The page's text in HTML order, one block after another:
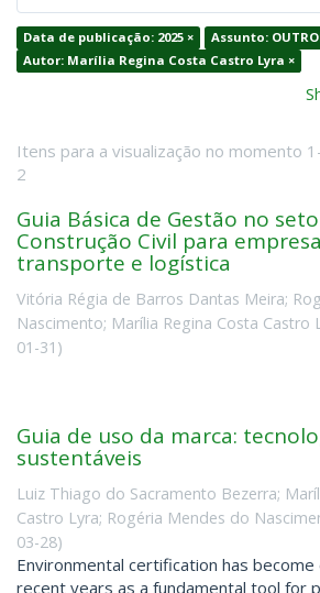
Data de publicação: 2025 ×
Assunto:
Autor: Marília Regina Costa Castro Lyra ×
Itens para a visualização no momento
2
Guia Básica de Gestão no
Construção Civil para
transporte e logística
Vitória Régia de Barros Dantas Meira;
Nascimento; Marília Regina Costa Castro
01-31 )
Guia de uso da marca:
sustentáveis
Luiz Thiago do Sacramento Bezerra;
Castro Lyra; Rogéria Mendes do
03-28)
Environmental certification has become
recent years as a fundamental tool for